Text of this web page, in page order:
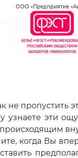
ООО «Предприятие
пропустить
узнаете эти
когда Вы